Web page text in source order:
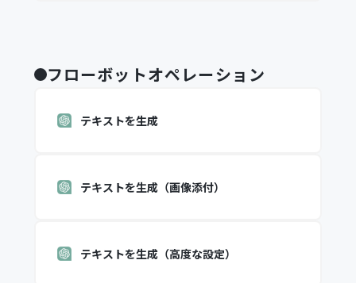
フローボットオペレーション
テキストを生成
テキストを生成（画像添付）
テキストを生成（高度な設定）